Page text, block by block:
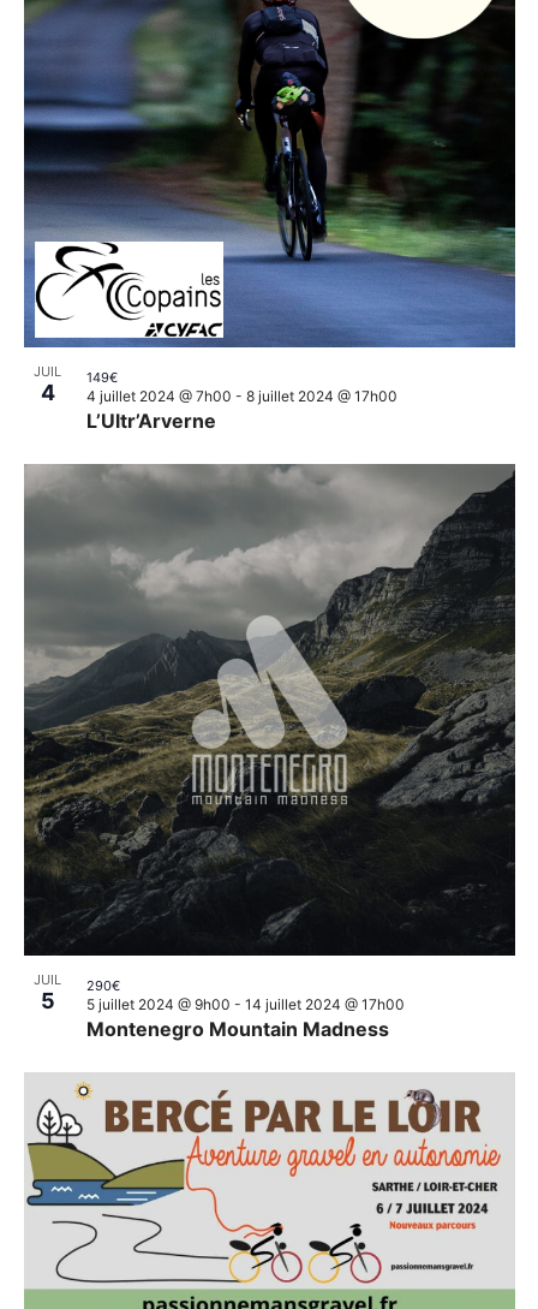
JUIL
4
L’Ultr’Arverne
4 juillet 2024 @ 7h00 - 8 juillet 2024 @ 17h00
149€
JUIL
5
Montenegro Mountain Madness
5 juillet 2024 @ 9h00 - 14 juillet 2024 @ 17h00
290€